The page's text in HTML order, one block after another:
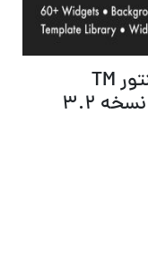
ویژگی های افزونه افزودنی المنتور TM